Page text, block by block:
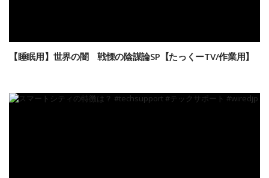
【睡眠用】世界の闇 戦慄の陰謀論SP【たっくーTV/作業用】